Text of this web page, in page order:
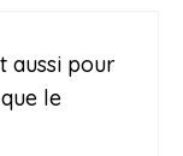
aussi pour
le